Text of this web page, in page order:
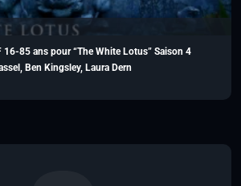
85 ans pour “The White Lotus” Saison 4
Ben Kingsley, Laura Dern